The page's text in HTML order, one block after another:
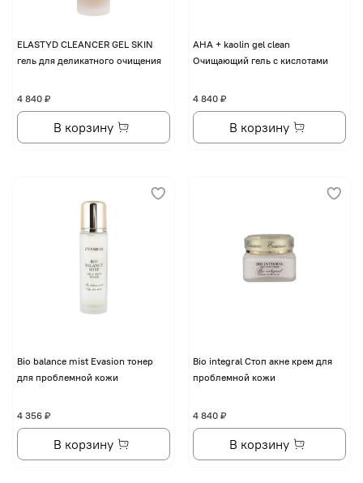
ELASTYD CLEANCER GEL SKIN
гель для деликатного очищения
4 840 ₽
В корзину
AHA + kaolin gel clean
Очищающий гель с кислотами
4 840 ₽
В корзину
Bio balance mist Evasion тонер
для проблемной кожи
4 356 ₽
В корзину
Bio integral Стоп акне крем для
проблемной кожи
4 840 ₽
В корзину